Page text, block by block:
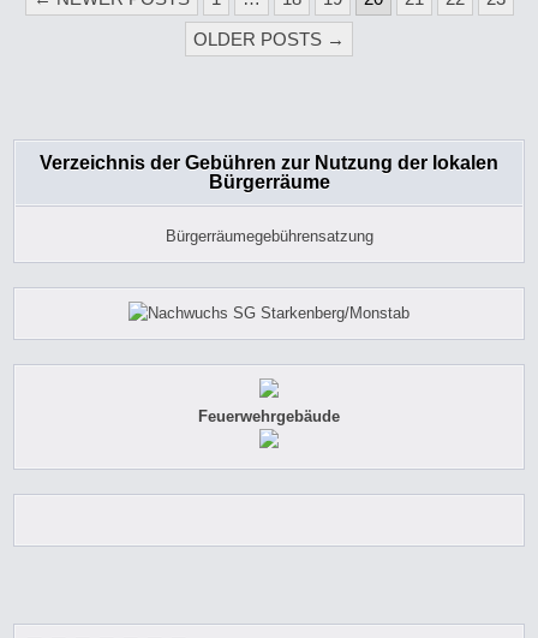
BEITRÄGE
OLDER POSTS →
Verzeichnis der Gebühren zur Nutzung der lokalen
Bürgerräume
Bürgerräumegebührensatzung
Feuerwehrgebäude